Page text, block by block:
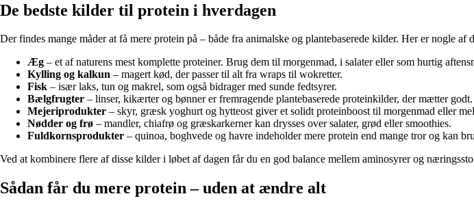
De bedste kilder til protein i hverdagen
Der findes mange måder at få mere protein på – både fra animalske og plantebaserede kilder. Her er nogle
Æg – et af naturens mest komplette proteiner. Brug dem til morgenmad, i salater eller som hurtig
Kylling og kalkun – magert kød, der passer til alt fra wraps til wokretter.
Fisk – især laks, tun og makrel, som også bidrager med sunde fedtsyrer.
Bælgfrugter – linser, kikærter og bønner er fremragende plantebaserede proteinkilder, der mætter godt.
Mejeriprodukter – skyr, græsk yoghurt og hytteost giver et solidt proteinboost til morgenmad eller
Nødder og frø – mandler, chiafrø og græskarkerner kan drysses over salater, grød eller smoothies.
Fuldkornsprodukter – quinoa, boghvede og havre indeholder mere protein end mange tror og kan
Ved at kombinere flere af disse kilder i løbet af dagen får du en god balance mellem aminosyrer og
Sådan får du mere protein – uden at ændre alt